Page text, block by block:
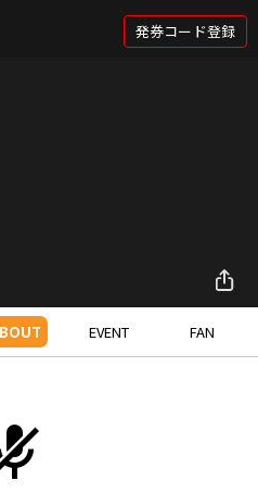
発券コード登録
EVENT FAN